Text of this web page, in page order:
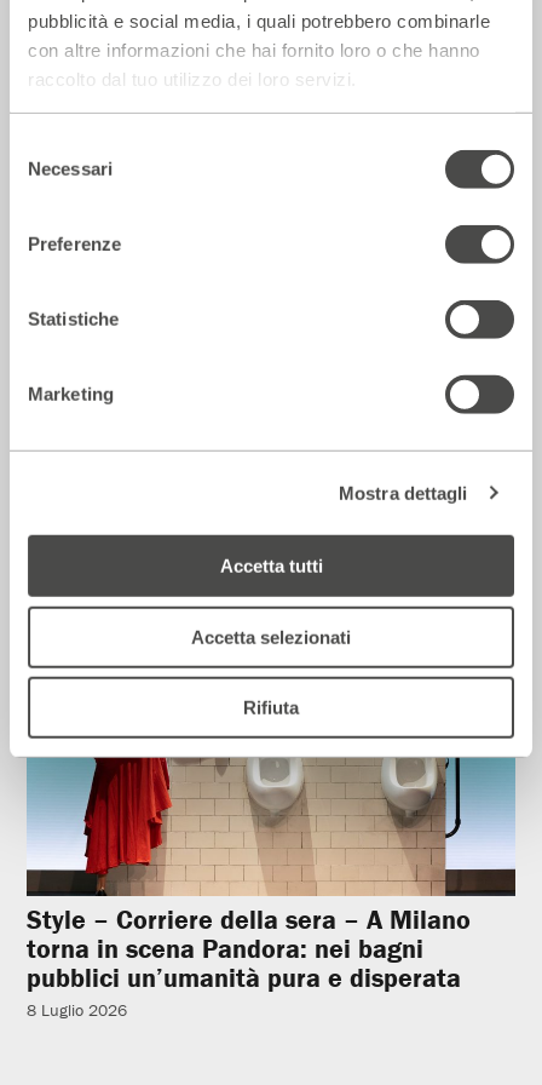
pubblicità e social media, i quali potrebbero combinarle
con altre informazioni che hai fornito loro o che hanno
raccolto dal tuo utilizzo dei loro servizi.
delNecessari
Preferenze
Statistiche
Marketing
Mostra dettagli
Accetta tutti
Accetta selezionati
Rifiuta
strada secondo Raffaele Viviani
14 Luglio 2026
Corriere della sera – Io, tra Ferragni e
Rassegna Stampa
Style – Corriere della sera – A Milano
torna in scena Pandora: nei bagni
pubblici un’umanità pura e disperata
8 Luglio 2026